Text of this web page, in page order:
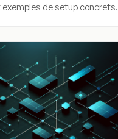
exemples de setup concrets.